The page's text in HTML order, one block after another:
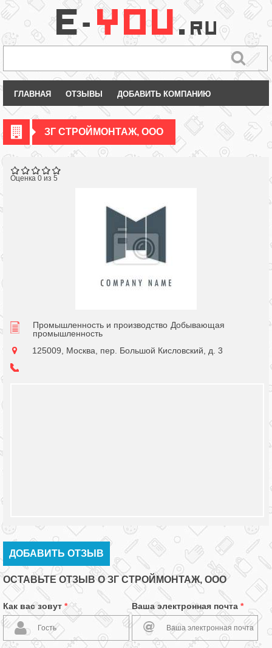
ГЛАВНАЯ ОТЗЫВЫ ДОБАВИТЬ КОМПАНИЮ
ЗГ СТРОЙМОНТАЖ, ООО
Оценка 0 из 5
Промышленность и производство Добывающая
промышленность
125009, Москва, пер. Большой Кисловский, д. 3
ДОБАВИТЬ ОТЗЫВ
ОСТАВЬТЕ ОТЗЫВ О ЗГ СТРОЙМОНТАЖ, ООО
Как вас зовут * Ваша электронная почта *